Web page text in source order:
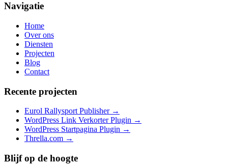
Navigatie
Home
Over ons
Diensten
Projecten
Blog
Contact
Recente projecten
Eurol Rallysport Publisher →
WordPress Link Verkorter Plugin →
WordPress Startpagina Plugin →
Thrella.com →
Blijf op de hoogte